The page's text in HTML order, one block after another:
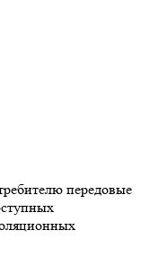
передовые